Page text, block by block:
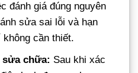
đánh giá đúng nguyên
sửa sai lỗi và hạn
cần thiết.
chữa: Sau khi xác